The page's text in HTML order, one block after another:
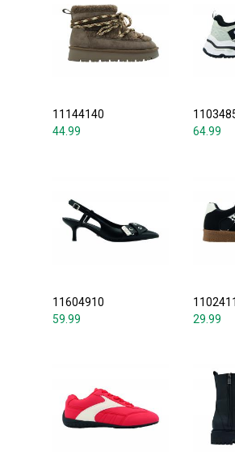
11144140
44.99
64.99
11604910
59.99
29.99